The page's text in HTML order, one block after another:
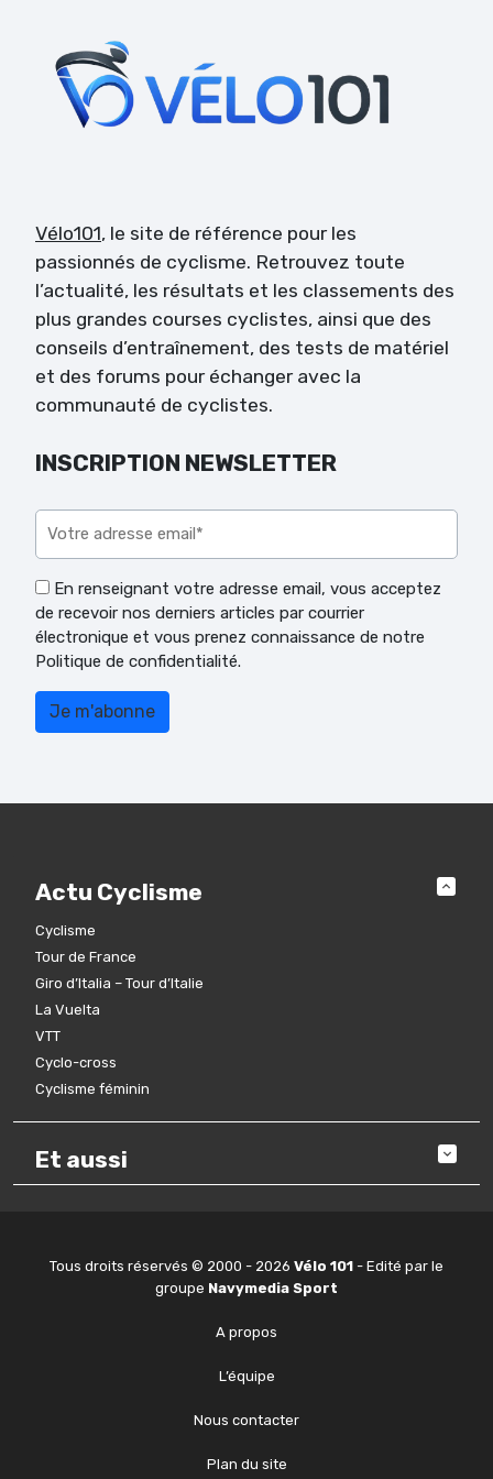
Vélo101, le site de référence pour les
passionnés de cyclisme. Retrouvez toute
l’actualité, les résultats et les classements des
plus grandes courses cyclistes, ainsi que des
conseils d’entraînement, des tests de matériel
et des forums pour échanger avec la
communauté de cyclistes.
INSCRIPTION NEWSLETTER
En renseignant votre adresse email, vous acceptez
de recevoir nos derniers articles par courrier
électronique et vous prenez connaissance de notre
Politique de confidentialité.
Actu Cyclisme
Cyclisme
Tour de France
Giro d’Italia – Tour d’Italie
La Vuelta
VTT
Cyclo-cross
Cyclisme féminin
Et aussi
Tous droits réservés © 2000 - 2026 Vélo 101 - Edité par le
groupe Navymedia Sport
A propos
L’équipe
Nous contacter
Plan du site